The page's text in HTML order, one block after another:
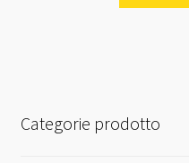
Categorie prodotto